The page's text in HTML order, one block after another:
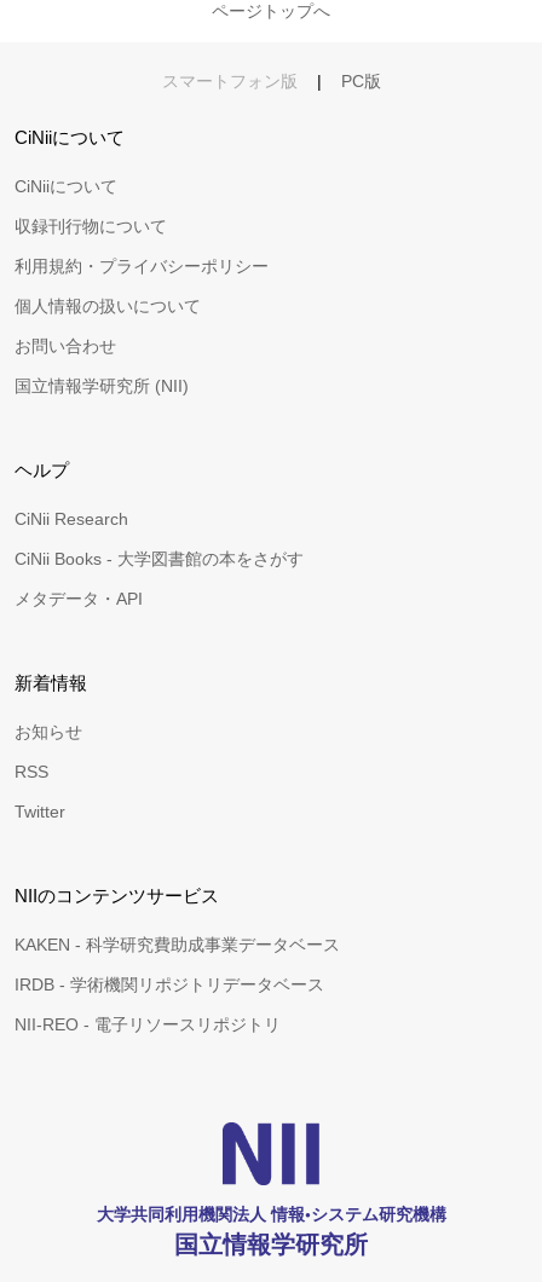
ページトップへ
スマートフォン版 | PC版
CiNiiについて
CiNiiについて
収録刊行物について
利用規約・プライバシーポリシー
個人情報の扱いについて
お問い合わせ
国立情報学研究所 (NII)
ヘルプ
CiNii Research
CiNii Books - 大学図書館の本をさがす
メタデータ・API
新着情報
お知らせ
RSS
Twitter
NIIのコンテンツサービス
KAKEN - 科学研究費助成事業データベース
IRDB - 学術機関リポジトリデータベース
NII-REO - 電子リソースリポジトリ
大学共同利用機関法人 情報•システム研究機構
国立情報学研究所